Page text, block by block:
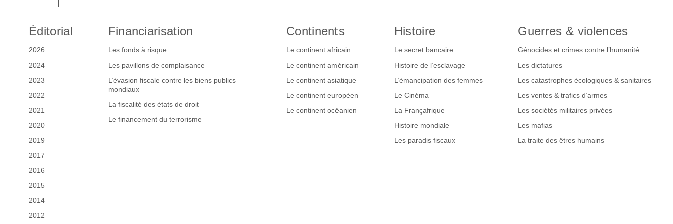
Éditorial
2026
2024
2023
2022
2021
2020
2019
2017
2016
2015
2014
2012
Financiarisation
Les fonds à risque
Les pavillons de complaisance
L’évasion fiscale contre les biens publics
mondiaux
La fiscalité des états de droit
Le financement du terrorisme
Continents
Le continent africain
Le continent américain
Le continent asiatique
Le continent européen
Le continent océanien
Histoire
Le secret bancaire
Histoire de l’esclavage
L’émancipation des femmes
Le Cinéma
La Françafrique
Histoire mondiale
Les paradis fiscaux
Guerres & violences
Génocides et crimes contre l’humanité
Les dictatures
Les catastrophes écologiques & sanitaires
Les ventes & trafics d’armes
Les sociétés militaires privées
Les mafias
La traite des êtres humains